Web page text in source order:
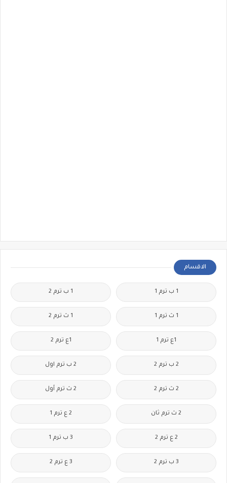
الاقسام
1 ب ترم 1 1 ب ترم 2
1 ث ترم 1 1 ث ترم 2
1ع ترم 1 1ع ترم 2
2 ب ترم 2 2 ب ترم اول
2 ث ترم 2 2 ث ترم أول
2 ث ترم ثان 2 ع ترم 1
2 ع ترم 2 3 ب ترم 1
3 ب ترم 2 3 ع ترم 2